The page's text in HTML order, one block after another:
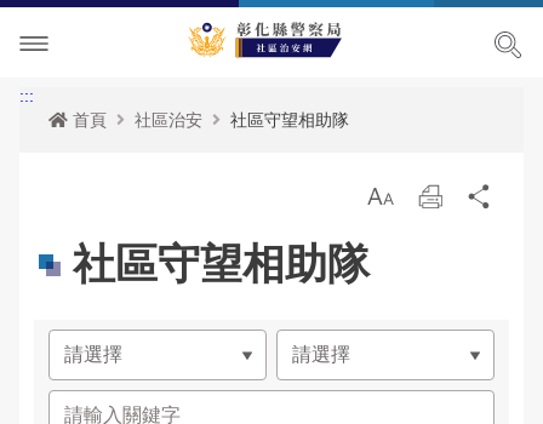
社區治安簡介
治安社區導覽
竹塘鄉竹塘社區
社頭鄉張厝社區
活動訊息
政令宣導
社區經驗分享
下載專區
電子報
網站導覽
:::
首頁
社區治安 社區守望相助隊
放
大
列
社區守望相助隊